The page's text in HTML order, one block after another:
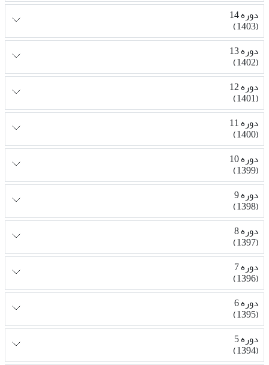
دوره 14
(1403)
دوره 13
(1402)
دوره 12
(1401)
دوره 11
(1400)
دوره 10
(1399)
دوره 9
(1398)
دوره 8
(1397)
دوره 7
(1396)
دوره 6
(1395)
دوره 5
(1394)